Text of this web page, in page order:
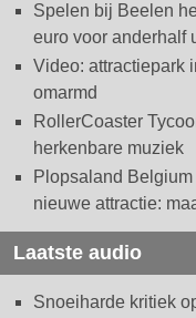
Spelen bij Beelen
euro voor anderhalf
Video: attractiepark
omarmd
RollerCoaster
herkenbare muziek
Plopsaland
nieuwe attractie:
Laatste audio
Snoeiharde kritiek